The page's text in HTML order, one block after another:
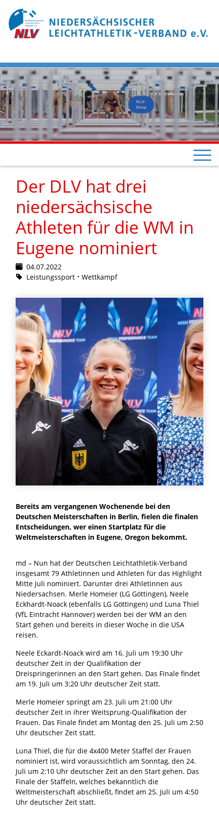
Der DLV hat drei
niedersächsische
Athleten für die WM in
Eugene nominiert
04.07.2022
Leistungssport
Wettkampf
Bereits am vergangenen Wochenende bei den
Deutschen Meisterschaften in Berlin, fielen die finalen
Entscheidungen, wer einen Startplatz für die
Weltmeisterschaften in Eugene, Oregon bekommt.
md – Nun hat der Deutschen Leichtathletik-Verband
insgesamt 79 Athletinnen und Athleten für das Highlight
Mitte Juli nominiert. Darunter drei Athletinnen aus
Niedersachsen. Merle Homeier (LG Göttingen), Neele
Eckhardt-Noack (ebenfalls LG Göttingen) und Luna Thiel
(VfL Eintracht Hannover) werden bei der WM an den
Start gehen und bereits in dieser Woche in die USA
reisen.
Neele Eckardt-Noack wird am 16. Juli um 19:30 Uhr
deutscher Zeit in der Qualifikation der
Dreispringerinnen an den Start gehen. Das Finale findet
am 19. Juli um 3:20 Uhr deutscher Zeit statt.
Merle Homeier springt am 23. Juli um 21:00 Uhr
deutscher Zeit in ihrer Weitsprung-Qualifikation der
Frauen. Das Finale findet am Montag den 25. Juli um 2:50
Uhr deutscher Zeit statt.
Luna Thiel, die für die 4x400 Meter Staffel der Frauen
nominiert ist, wird voraussichtlich am Sonntag, den 24.
Juli um 2:10 Uhr deutscher Zeit an den Start gehen. Das
Finale der Staffeln, welches bekanntlich die
Weltmeisterschaft abschließt, findet am 25. Juli um 4:50
Uhr deutscher Zeit statt.